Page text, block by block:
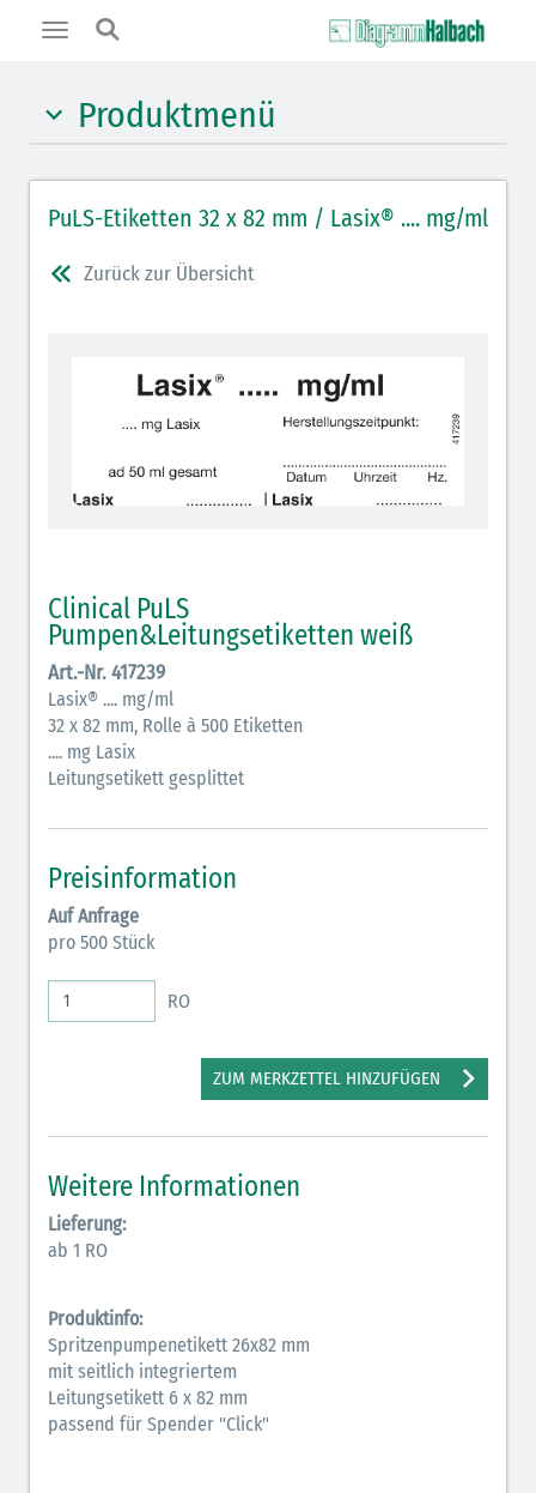
Toggle
Produktmenü
Benzodiazepine (orange)
Muskelrelaxantien (weiß-rot): DIVI 2012
Opiate/Opioide (hellblau)
Lokalanästhetika (grau)
Vasopressoren (hellviolett)
Cholinergika (hellgrün schraffiert): DIVI 2012
Antiemetika (salmon)
Verschiedene Medikamente (weiß)
Antikoagulantien (hellgrau/weiß mit schwarzem
Rahmen)
Koagulantien (hellgrau/weiß schwarz schraffierter
Rahmen)
Elektrolyte (grün-pink)
Elektrolyte NaCl (grün)
Inodilatatoren (rot-grün)
Antiarrhythmika (rot-blau)
Bronchodilatatoren (blau-braun)
Hormone (braun-beige)
PuLS-Etiketten 32 x 82 mm / Lasix® .... mg/ml
Zurück zur Übersicht
Clinical PuLS
Pumpen&Leitungsetiketten weiß
Art.-Nr. 417239
Lasix® .... mg/ml
32 x 82 mm, Rolle à 500 Etiketten
.... mg Lasix
Leitungsetikett gesplittet
Preisinformation
Auf Anfrage
pro 500 Stück
RO
ZUM MERKZETTEL HINZUFÜGEN
Weitere Informationen
Lieferung:
ab 1 RO
Produktinfo:
Spritzenpumpenetikett 26x82 mm
mit seitlich integriertem
Leitungsetikett 6 x 82 mm
passend für Spender "Click"